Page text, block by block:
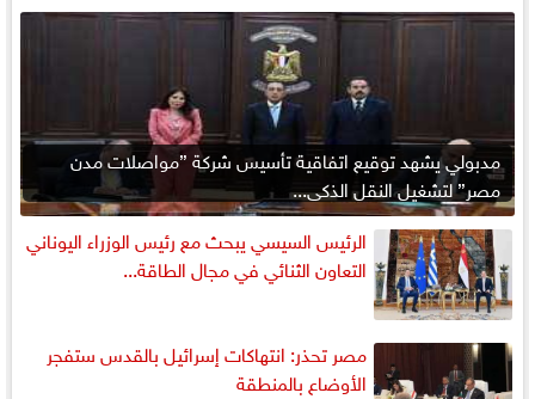
مدبولي يشهد توقيع اتفاقية تأسيس شركة ”مواصلات مدن
مصر” لتشغيل النقل الذكي...
الرئيس السيسي يبحث مع رئيس الوزراء اليوناني
التعاون الثنائي في مجال الطاقة...
مصر تحذر: انتهاكات إسرائيل بالقدس ستفجر
الأوضاع بالمنطقة